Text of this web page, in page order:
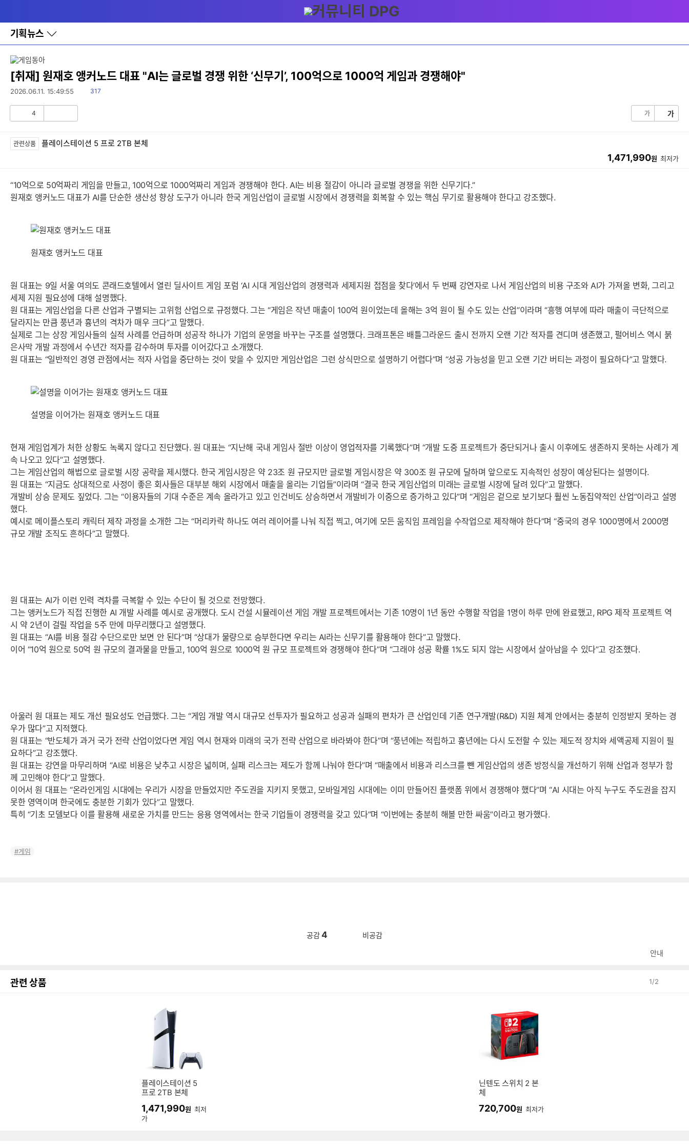
와
홈
기획뉴스
바
로
레
이
어
토
[취재] 원재호 앵커노드 대표 "AI는 글로벌 경쟁 위한 ‘신무기’, 100억으로 1000억 게임과 경쟁해야"
2026.06.11. 15:49:55
읽
317
4 가 가
관련상품 플레이스테이션 5 프로 2TB 본체
1,471,990원 최저가
“10억으로 50억짜리 게임을 만들고, 100억으로 1000억짜리 게임과 경쟁해야 한다. AI는 비용 절감이 아니라 글로벌 경쟁을 위한 신무기다.”
원재호 앵커노드 대표가 AI를 단순한 생산성 향상 도구가 아니라 한국 게임산업이 글로벌 시장에서 경쟁력을 회복할 수 있는 핵심 무기로 활용해야 한다고 강조했다.
원재호 앵커노드 대표
원 대표는 9일 서울 여의도 콘래드호텔에서 열린 딜사이트 게임 포럼 ‘AI 시대 게임산업의 경쟁력과 세제지원 접점을 찾다’에서 두 번째 강연자로 나서 게임산업의 비용 구조와 AI가 가져올 변화, 그리고
세제 지원 필요성에 대해 설명했다.
원 대표는 게임산업을 다른 산업과 구별되는 고위험 산업으로 규정했다. 그는 “게임은 작년 매출이 100억 원이었는데 올해는 3억 원이 될 수도 있는 산업”이라며 “흥행 여부에 따라 매출이 극단적으로
달라지는 만큼 풍년과 흉년의 격차가 매우 크다”고 말했다.
실제로 그는 상장 게임사들의 실적 사례를 언급하며 성공작 하나가 기업의 운명을 바꾸는 구조를 설명했다. 크래프톤은 배틀그라운드 출시 전까지 오랜 기간 적자를 견디며 생존했고, 펄어비스 역시 붉
은사막 개발 과정에서 수년간 적자를 감수하며 투자를 이어갔다고 소개했다.
원 대표는 “일반적인 경영 관점에서는 적자 사업을 중단하는 것이 맞을 수 있지만 게임산업은 그런 상식만으로 설명하기 어렵다”며 “성공 가능성을 믿고 오랜 기간 버티는 과정이 필요하다”고 말했다.
설명을 이어가는 원재호 앵커노드 대표
현재 게임업계가 처한 상황도 녹록지 않다고 진단했다. 원 대표는 “지난해 국내 게임사 절반 이상이 영업적자를 기록했다”며 “개발 도중 프로젝트가 중단되거나 출시 이후에도 생존하지 못하는 사례가 계
속 나오고 있다”고 설명했다.
그는 게임산업의 해법으로 글로벌 시장 공략을 제시했다. 한국 게임시장은 약 23조 원 규모지만 글로벌 게임시장은 약 300조 원 규모에 달하며 앞으로도 지속적인 성장이 예상된다는 설명이다.
원 대표는 “지금도 상대적으로 사정이 좋은 회사들은 대부분 해외 시장에서 매출을 올리는 기업들”이라며 “결국 한국 게임산업의 미래는 글로벌 시장에 달려 있다”고 말했다.
개발비 상승 문제도 짚었다. 그는 “이용자들의 기대 수준은 계속 올라가고 있고 인건비도 상승하면서 개발비가 이중으로 증가하고 있다”며 “게임은 겉으로 보기보다 훨씬 노동집약적인 산업”이라고 설명
했다.
예시로 메이플스토리 캐릭터 제작 과정을 소개한 그는 “머리카락 하나도 여러 레이어를 나눠 직접 찍고, 여기에 모든 움직임 프레임을 수작업으로 제작해야 한다”며 “중국의 경우 1000명에서 2000명
규모 개발 조직도 흔하다”고 말했다.
원 대표는 AI가 이런 인력 격차를 극복할 수 있는 수단이 될 것으로 전망했다.
그는 앵커노드가 직접 진행한 AI 개발 사례를 예시로 공개했다. 도시 건설 시뮬레이션 게임 개발 프로젝트에서는 기존 10명이 1년 동안 수행할 작업을 1명이 하루 만에 완료했고, RPG 제작 프로젝트 역
시 약 2년이 걸릴 작업을 5주 만에 마무리했다고 설명했다.
원 대표는 “AI를 비용 절감 수단으로만 보면 안 된다”며 “상대가 물량으로 승부한다면 우리는 AI라는 신무기를 활용해야 한다”고 말했다.
이어 “10억 원으로 50억 원 규모의 결과물을 만들고, 100억 원으로 1000억 원 규모 프로젝트와 경쟁해야 한다”며 “그래야 성공 확률 1%도 되지 않는 시장에서 살아남을 수 있다”고 강조했다.
아울러 원 대표는 제도 개선 필요성도 언급했다. 그는 “게임 개발 역시 대규모 선투자가 필요하고 성공과 실패의 편차가 큰 산업인데 기존 연구개발(R&D) 지원 체계 안에서는 충분히 인정받지 못하는 경
우가 많다”고 지적했다.
원 대표는 “반도체가 과거 국가 전략 산업이었다면 게임 역시 현재와 미래의 국가 전략 산업으로 바라봐야 한다”며 “풍년에는 적립하고 흉년에는 다시 도전할 수 있는 제도적 장치와 세액공제 지원이 필
요하다”고 강조했다.
원 대표는 강연을 마무리하며 “AI로 비용은 낮추고 시장은 넓히며, 실패 리스크는 제도가 함께 나눠야 한다”며 “매출에서 비용과 리스크를 뺀 게임산업의 생존 방정식을 개선하기 위해 산업과 정부가 함
께 고민해야 한다”고 말했다.
이어서 원 대표는 “온라인게임 시대에는 우리가 시장을 만들었지만 주도권을 지키지 못했고, 모바일게임 시대에는 이미 만들어진 플랫폼 위에서 경쟁해야 했다”며 “AI 시대는 아직 누구도 주도권을 잡지
못한 영역이며 한국에도 충분한 기회가 있다”고 말했다.
특히 “기초 모델보다 이를 활용해 새로운 가치를 만드는 응용 영역에서는 한국 기업들이 경쟁력을 갖고 있다”며 “이번에는 충분히 해볼 만한 싸움”이라고 평가했다.
게임
공감 4 비공감
안내
관련 상품 1/2
플레이스테이션 5
프로 2TB 본체
1,471,990원 최저
가
닌텐도 스위치 2 본
체
720,700원 최저가